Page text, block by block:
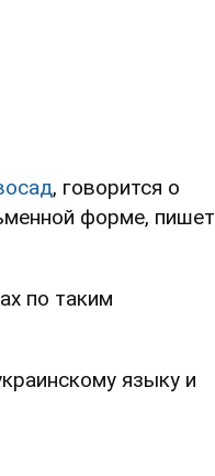
, говорится о
форме, пишет
по таким
языку и